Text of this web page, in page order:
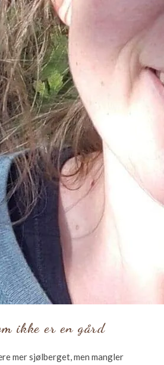
ikke er en gård
mer sjølberget, men mangler